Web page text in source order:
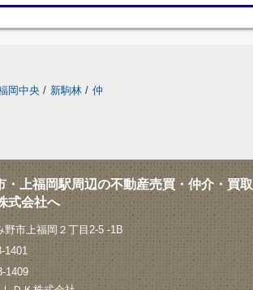
岡中央 / 新駒林 / 仲
・上福岡駅周辺の不動産売買・仲介・買取
式会社へ
野市上福岡２丁目2-5 -1B
1401
1409